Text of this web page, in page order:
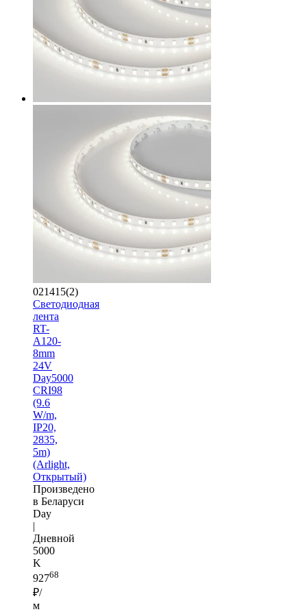
021415(2)
Светодиодная
лента
RT-
A120-
8mm
24V
Day5000
CRI98
(9.6
W/m,
IP20,
2835,
5m)
(Arlight,
Открытый)
Произведено
в Беларуси
Day
|
Дневной
5000
K
92768
₽/
м